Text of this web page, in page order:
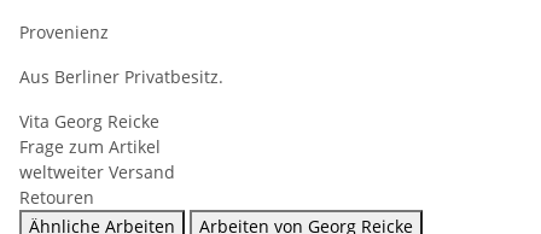
Provenienz
Aus Berliner Privatbesitz.
Vita Georg Reicke
Frage zum Artikel
weltweiter Versand
Retouren
Ähnliche Arbeiten
Arbeiten von Georg Reicke